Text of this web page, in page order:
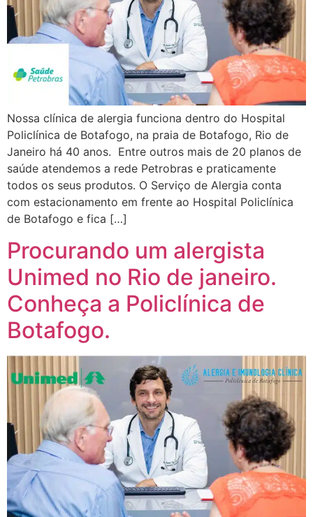
Nossa clínica de alergia funciona dentro do Hospital
Policlínica de Botafogo, na praia de Botafogo, Rio de
Janeiro há 40 anos. Entre outros mais de 20 planos de
saúde atendemos a rede Petrobras e praticamente
todos os seus produtos. O Serviço de Alergia conta
com estacionamento em frente ao Hospital Policlínica
de Botafogo e fica […]
Procurando um alergista
Unimed no Rio de janeiro.
Conheça a Policlínica de
Botafogo.